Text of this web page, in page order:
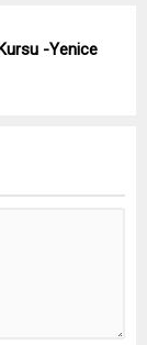
-Yenice